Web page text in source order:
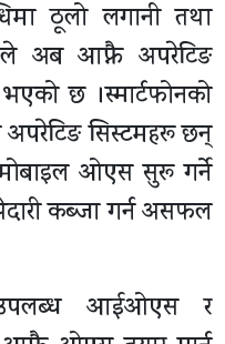
ठूलो लगानी तथा
अब आफ्नै अपरेटिङ
छ ।स्मार्टफोनको
अपरेटिङ सिस्टमहरू छन्
ओएस सुरू गर्ने
कब्जा गर्न असफल
उपलब्ध आईओएस र